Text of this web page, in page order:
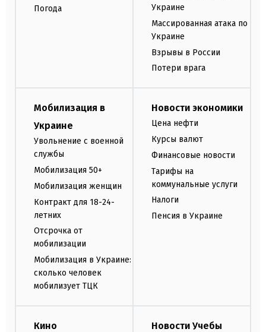
Погода
Украине
Массированная атака по
Украине
Взрывы в России
Потери врага
Мобилизация в
Украине
Увольнение с военной
службы
Мобилизация 50+
Мобилизация женщин
Контракт для 18-24-
летних
Отсрочка от
мобилизации
Мобилизация в Украине:
сколько человек
мобилизует ТЦК
Новости экономики
Цена нефти
Курсы валют
Финансовые новости
Тарифы на
коммунальные услуги
Налоги
Пенсия в Украине
Кино Новости Учебы